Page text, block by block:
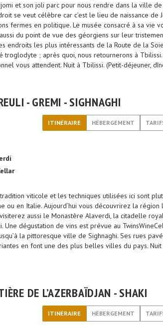
et son joli parc pour nous rendre dans la ville
se veut célèbre car c’est le lieu de naissance de
fermes en politique. Le musée consacré à sa vie
du point de vue des géorgiens sur leur
endroits les plus intéressants de la Route de la
; après quoi, nous retournerons à Tbilissi.
vous attendent. Nuit à Tbilissi. (Petit-déjeuner,
- GREMI - SIGHNAGHI
ITINÉRAIRE HÉBERGEMENT
viticole et les techniques utilisées ici sont
ou en Italie. Aujourd’hui vous découvrirez la
aussi le Monastère Alaverdi, la citadelle
dégustation de vins est prévue au
la pittoresque ville de Sighnaghi. Ses rues
en font une des plus belles villes du pays. Nuit
DE L’AZERBAÏDJAN - SHAKI
ITINÉRAIRE HÉBERGEMENT